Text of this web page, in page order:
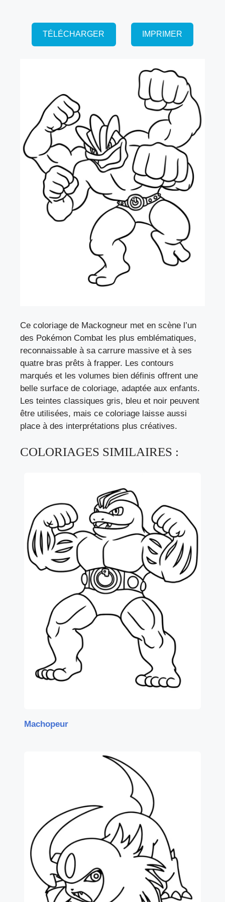
TÉLÉCHARGER IMPRIMER
Ce coloriage de Mackogneur met en scène l’un
des Pokémon Combat les plus emblématiques,
reconnaissable à sa carrure massive et à ses
quatre bras prêts à frapper. Les contours
marqués et les volumes bien définis offrent une
belle surface de coloriage, adaptée aux enfants.
Les teintes classiques gris, bleu et noir peuvent
être utilisées, mais ce coloriage laisse aussi
place à des interprétations plus créatives.
COLORIAGES SIMILAIRES :
Machopeur